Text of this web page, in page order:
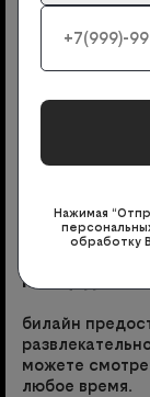
билайна
Домашний
Домашний
подключение
Есть
площадка
билайн
можете
любое время.
Нажимая
обработку